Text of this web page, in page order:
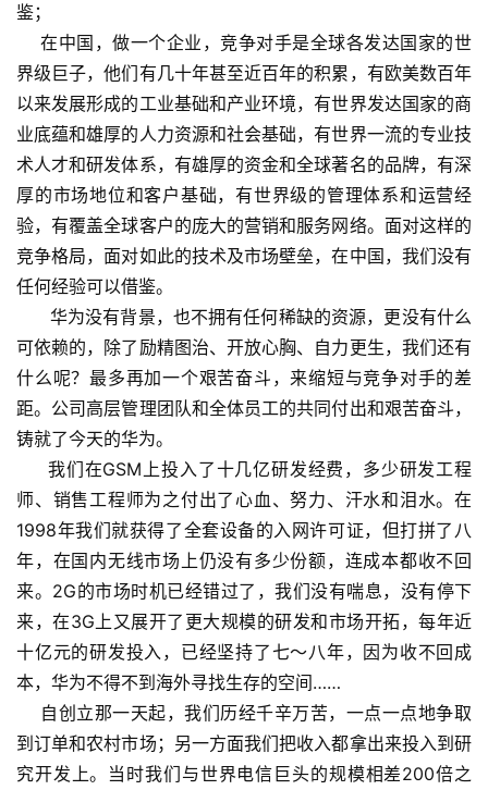
鉴；
在中国，做一个企业，竞争对手是全球各发达国家的世
界级巨子，他们有几十年甚至近百年的积累，有欧美数百年
以来发展形成的工业基础和产业环境，有世界发达国家的商
业底蕴和雄厚的人力资源和社会基础，有世界一流的专业技
术人才和研发体系，有雄厚的资金和全球著名的品牌，有深
厚的市场地位和客户基础，有世界级的管理体系和运营经
验，有覆盖全球客户的庞大的营销和服务网络。面对这样的
竞争格局，面对如此的技术及市场壁垒，在中国，我们没有
任何经验可以借鉴。
华为没有背景，也不拥有任何稀缺的资源，更没有什么
可依赖的，除了励精图治、开放心胸、自力更生，我们还有
什么呢？最多再加一个艰苦奋斗，来缩短与竞争对手的差
距。公司高层管理团队和全体员工的共同付出和艰苦奋斗，
铸就了今天的华为。
我们在GSM上投入了十几亿研发经费，多少研发工程
师、销售工程师为之付出了心血、努力、汗水和泪水。在
1998年我们就获得了全套设备的入网许可证，但打拼了八
年，在国内无线市场上仍没有多少份额，连成本都收不回
来。2G的市场时机已经错过了，我们没有喘息，没有停下
来，在3G上又展开了更大规模的研发和市场开拓，每年近
十亿元的研发投入，已经坚持了七～八年，因为收不回成
本，华为不得不到海外寻找生存的空间……
自创立那一天起，我们历经千辛万苦，一点一点地争取
到订单和农村市场；另一方面我们把收入都拿出来投入到研
究开发上。当时我们与世界电信巨头的规模相差200倍之